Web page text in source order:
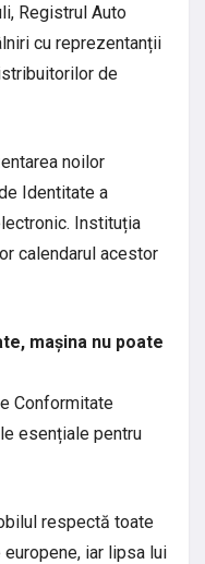
Registrul Auto
cu reprezentanții
de
noilor
Identitate a
Instituția
calendarul acestor
mașina nu poate
Conformitate
esențiale pentru
respectă toate
iar lipsa lui